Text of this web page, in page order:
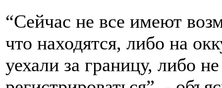
“Сейчас не все имеют
что находятся, либо на
уехали за границу, либо